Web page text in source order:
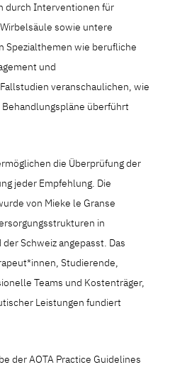
durch Interventionen für
sowie untere
Spezialthemen wie berufliche
und
veranschaulichen, wie
überführt
die Überprüfung der
jeder Empfehlung. Die
von Mieke le Granse
in
Schweiz angepasst. Das
Studierende,
Teams und Kostenträger,
Leistungen fundiert
der AOTA Practice Guidelines